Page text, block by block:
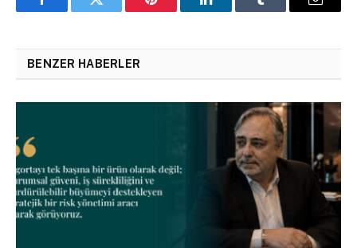
FacebookTwitter Pinterest LinkedInTumblr Email
BENZER HABERLER